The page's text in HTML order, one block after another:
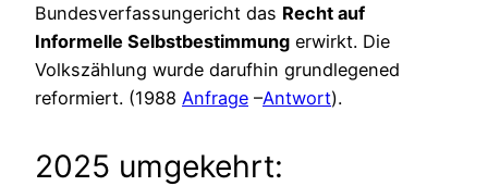
Bundesverfassungericht das Recht auf
Informelle Selbstbestimmung erwirkt. Die
Volkszählung wurde darufhin grundlegened
reformiert. (1988 Anfrage –Antwort).
2025 umgekehrt: